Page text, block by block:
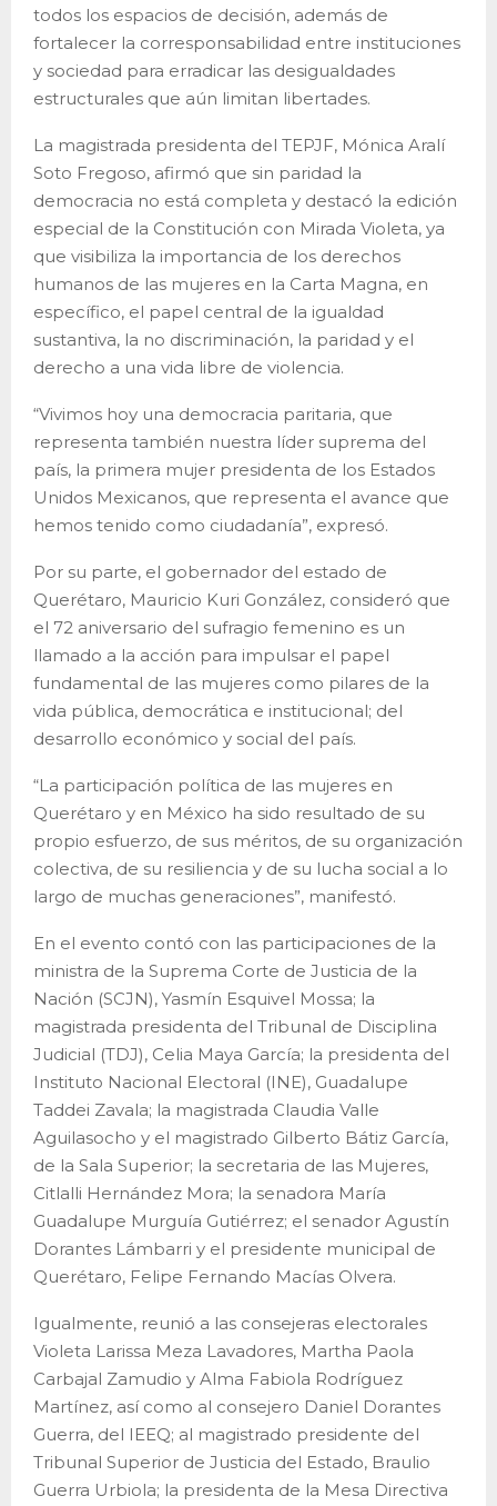
todos los espacios de decisión, además de
fortalecer la corresponsabilidad entre instituciones
y sociedad para erradicar las desigualdades
estructurales que aún limitan libertades.
La magistrada presidenta del TEPJF, Mónica Aralí
Soto Fregoso, afirmó que sin paridad la
democracia no está completa y destacó la edición
especial de la Constitución con Mirada Violeta, ya
que visibiliza la importancia de los derechos
humanos de las mujeres en la Carta Magna, en
específico, el papel central de la igualdad
sustantiva, la no discriminación, la paridad y el
derecho a una vida libre de violencia.
“Vivimos hoy una democracia paritaria, que
representa también nuestra líder suprema del
país, la primera mujer presidenta de los Estados
Unidos Mexicanos, que representa el avance que
hemos tenido como ciudadanía”, expresó.
Por su parte, el gobernador del estado de
Querétaro, Mauricio Kuri González, consideró que
el 72 aniversario del sufragio femenino es un
llamado a la acción para impulsar el papel
fundamental de las mujeres como pilares de la
vida pública, democrática e institucional; del
desarrollo económico y social del país.
“La participación política de las mujeres en
Querétaro y en México ha sido resultado de su
propio esfuerzo, de sus méritos, de su organización
colectiva, de su resiliencia y de su lucha social a lo
largo de muchas generaciones”, manifestó.
En el evento contó con las participaciones de la
ministra de la Suprema Corte de Justicia de la
Nación (SCJN), Yasmín Esquivel Mossa; la
magistrada presidenta del Tribunal de Disciplina
Judicial (TDJ), Celia Maya García; la presidenta del
Instituto Nacional Electoral (INE), Guadalupe
Taddei Zavala; la magistrada Claudia Valle
Aguilasocho y el magistrado Gilberto Bátiz García,
de la Sala Superior; la secretaria de las Mujeres,
Citlalli Hernández Mora; la senadora María
Guadalupe Murguía Gutiérrez; el senador Agustín
Dorantes Lámbarri y el presidente municipal de
Querétaro, Felipe Fernando Macías Olvera.
Igualmente, reunió a las consejeras electorales
Violeta Larissa Meza Lavadores, Martha Paola
Carbajal Zamudio y Alma Fabiola Rodríguez
Martínez, así como al consejero Daniel Dorantes
Guerra, del IEEQ; al magistrado presidente del
Tribunal Superior de Justicia del Estado, Braulio
Guerra Urbiola; la presidenta de la Mesa Directiva